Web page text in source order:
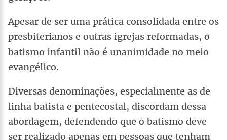
Apesar de ser uma prática consolidada entre os
presbiterianos e outras igrejas reformadas, o
batismo infantil não é unanimidade no meio
evangélico.
Diversas denominações, especialmente as de
linha batista e pentecostal, discordam dessa
abordagem, defendendo que o batismo deve
ser realizado apenas em pessoas que tenham